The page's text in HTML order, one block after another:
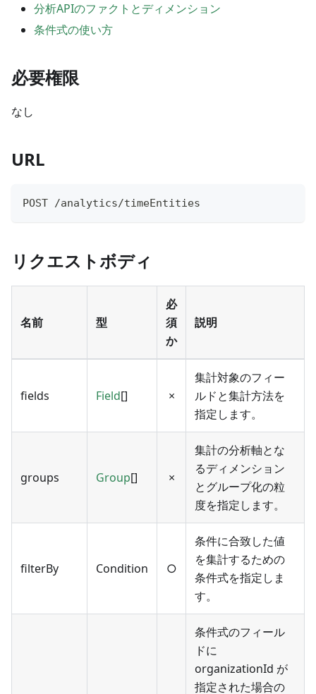
分析APIのファクトとディメンション
条件式の使い方
必要権限
なし
URL
POST /analytics/timeEntities
リクエストボディ
名前 型
必
須
か
説明
fields Field[] ×
集計対象のフィー
ルドと集計方法を
指定します。
groups Group[] ×
集計の分析軸とな
るディメンション
とグループ化の粒
度を指定します。
filterBy Condition ○
条件に合致した値
を集計するための
条件式を指定しま
す。
条件式のフィール
ドに
organizationId が
指定された場合の